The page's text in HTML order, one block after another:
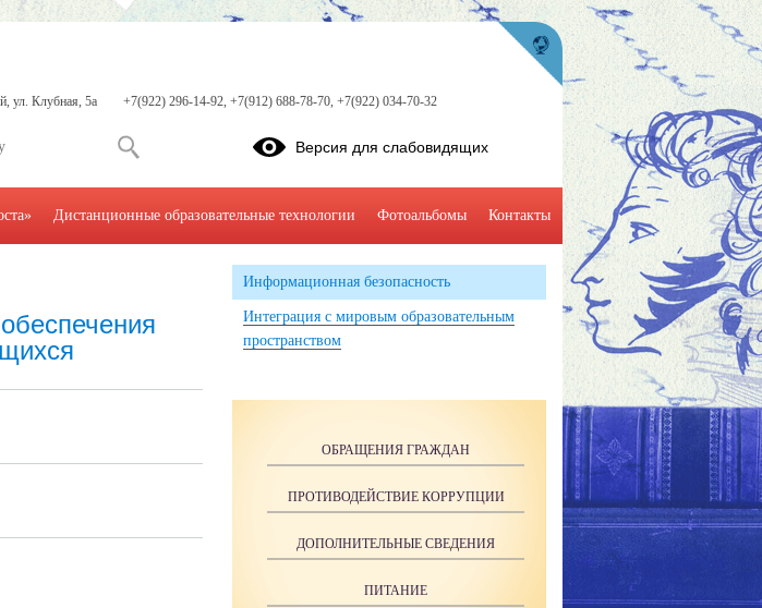
Информационная безопасность
Интеграция с мировым образовательным
пространством
ОБРАЩЕНИЯ ГРАЖДАН
ПРОТИВОДЕЙСТВИЕ КОРРУПЦИИ
ДОПОЛНИТЕЛЬНЫЕ СВЕДЕНИЯ
ПИТАНИЕ
ул. Клубная, 5а
+7(922) 296-14-92, +7(912) 688-78-70, +7(922) 034-70-32
Версия для слабовидящих
Дистанционные образовательные технологии Фотоальбомы Контакты